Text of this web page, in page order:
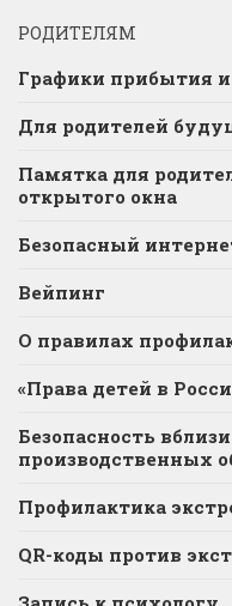
РОДИТЕЛЯМ
Графики прибытия
Для родителей
Памятка для
открытого окна
Безопасный
Вейпинг
О правилах
«Права детей в
Безопасность
производственных
Профилактика
QR-коды против